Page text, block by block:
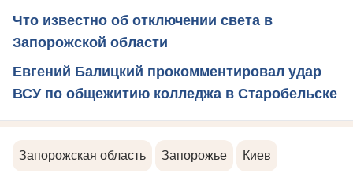
Что известно об отключении света в
Запорожской области
Евгений Балицкий прокомментировал удар
ВСУ по общежитию колледжа в Старобельске
Запорожская область Запорожье Киев